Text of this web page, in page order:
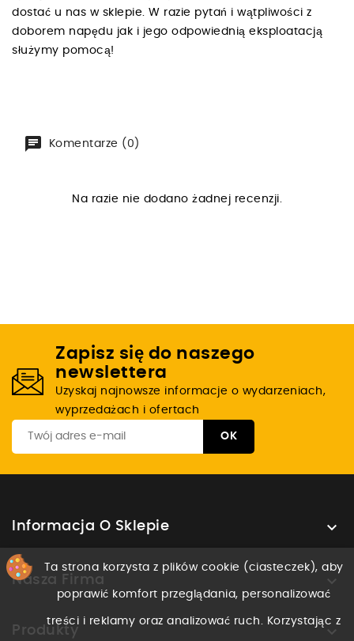
dostać u nas w sklepie. W razie pytań i wątpliwości z
doborem napędu jak i jego odpowiednią eksploatacją
służymy pomocą!
Komentarze (0)
Na razie nie dodano żadnej recenzji.
Zapisz się do naszego
newslettera
Uzyskaj najnowsze informacje o wydarzeniach,
wyprzedażach i ofertach
Informacja O Sklepie 
Nasza Firma 
Produkty 
Ta strona korzysta z plików cookie (ciasteczek), aby
poprawić komfort przeglądania, personalizować
treści i reklamy oraz analizować ruch. Korzystając z